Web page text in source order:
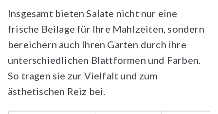
Insgesamt bieten Salate nicht nur eine
frische Beilage für Ihre Mahlzeiten, sondern
bereichern auch Ihren Garten durch ihre
unterschiedlichen Blattformen und Farben.
So tragen sie zur Vielfalt und zum
ästhetischen Reiz bei.